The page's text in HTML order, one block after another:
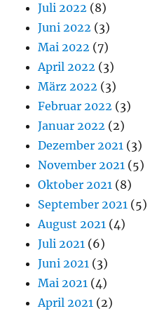
Juli 2022 (8)
Juni 2022 (3)
Mai 2022 (7)
April 2022 (3)
März 2022 (3)
Februar 2022 (3)
Januar 2022 (2)
Dezember 2021 (3)
November 2021 (5)
Oktober 2021 (8)
September 2021 (5)
August 2021 (4)
Juli 2021 (6)
Juni 2021 (3)
Mai 2021 (4)
April 2021 (2)